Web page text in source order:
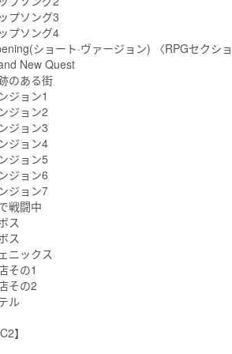
プソング3
プソング4
ショート·ヴァージョン) 〈RPGセクシ
New Quest
のある街
ジョン1
ジョン2
ジョン3
ジョン4
ジョン5
ジョン6
ジョン7
戦闘中
ス
ス
ニックス
その1
その2
ル
】